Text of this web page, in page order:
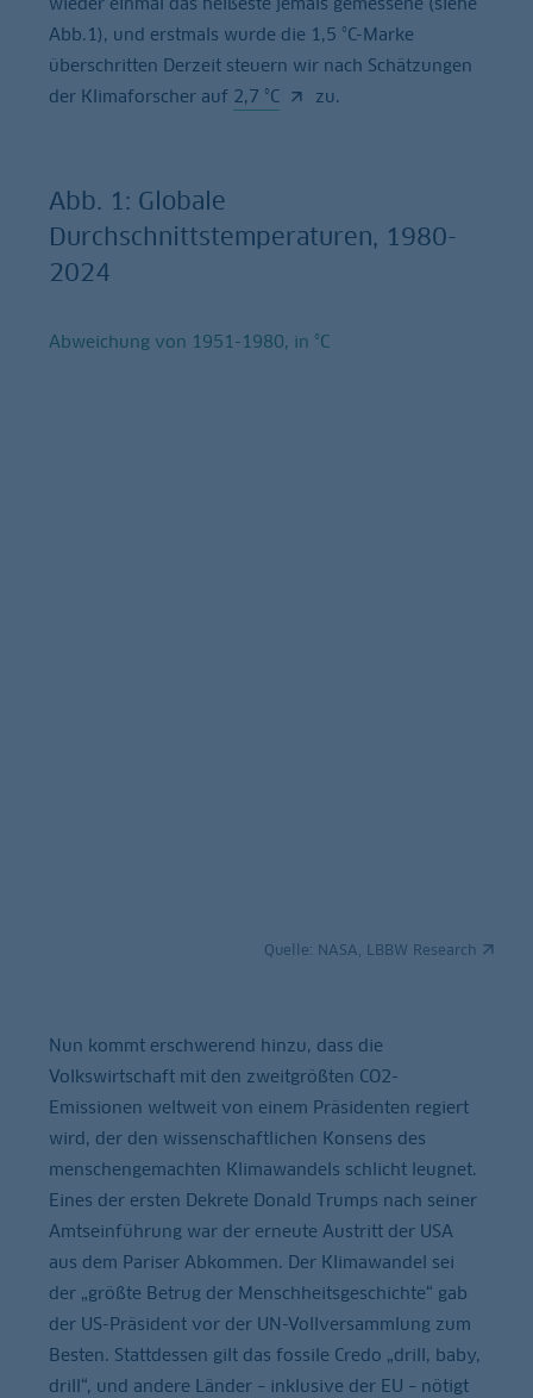
Abb.1), und erstmals wurde die 1,5 °C-Marke
überschritten Derzeit steuern wir nach Schätzungen
der Klimaforscher auf 2,7 °C zu.
Abb. 1: Globale
Durchschnittstemperaturen, 1980-
2024
Abweichung von 1951-1980, in °C
Quelle: NASA, LBBW Research
Nun kommt erschwerend hinzu, dass die
Volkswirtschaft mit den zweitgrößten CO2-
Emissionen weltweit von einem Präsidenten regiert
wird, der den wissenschaftlichen Konsens des
menschengemachten Klimawandels schlicht leugnet.
Eines der ersten Dekrete Donald Trumps nach seiner
Amtseinführung war der erneute Austritt der USA
aus dem Pariser Abkommen. Der Klimawandel sei
der „größte Betrug der Menschheitsgeschichte“ gab
der US-Präsident vor der UN-Vollversammlung zum
Besten. Stattdessen gilt das fossile Credo „drill, baby,
drill“, und andere Länder – inklusive der EU – nötigt